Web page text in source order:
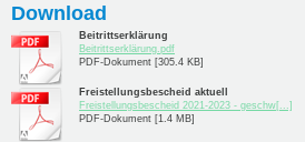
Download
Beitrittserklärung
Beitrittserklärung.pdf
PDF-Dokument [305.4 KB]
Freistellungsbescheid aktuell
Freistellungsbescheid 2021-2023 - geschw[...]
PDF-Dokument [1.4 MB]